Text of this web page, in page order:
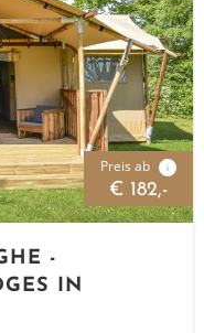
Preis ab i
€ 182,-
-
IN